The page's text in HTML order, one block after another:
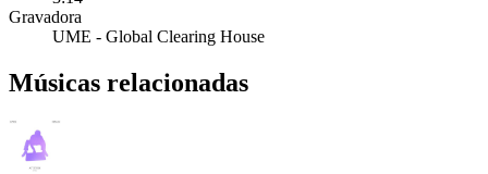
Gravadora
UME - Global Clearing House
Músicas relacionadas